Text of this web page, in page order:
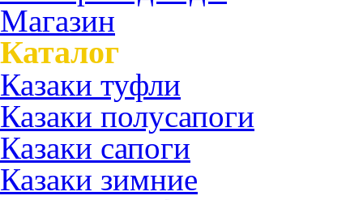
Магазин
Каталог
Казаки туфли
Казаки полусапоги
Казаки сапоги
Казаки зимние